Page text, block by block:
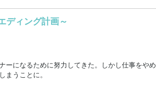
グルメ
ディング計画～
ーになるために努力してきた。しかし仕事をやめ
うことに。